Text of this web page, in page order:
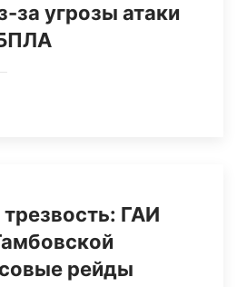
за угрозы атаки
ГАИ
рейды